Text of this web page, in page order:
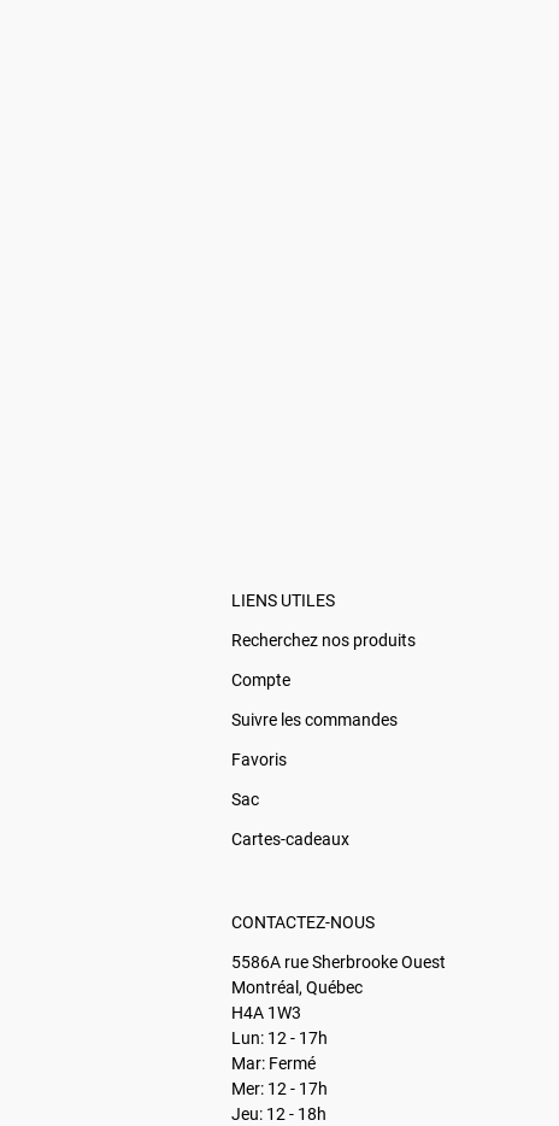
LIENS UTILES
Recherchez nos produits
Compte
Suivre les commandes
Favoris
Sac
Cartes-cadeaux
CONTACTEZ-NOUS
5586A rue Sherbrooke Ouest
Montréal, Québec
H4A 1W3
Lun: 12 - 17h
Mar: Fermé
Mer: 12 - 17h
Jeu: 12 - 18h